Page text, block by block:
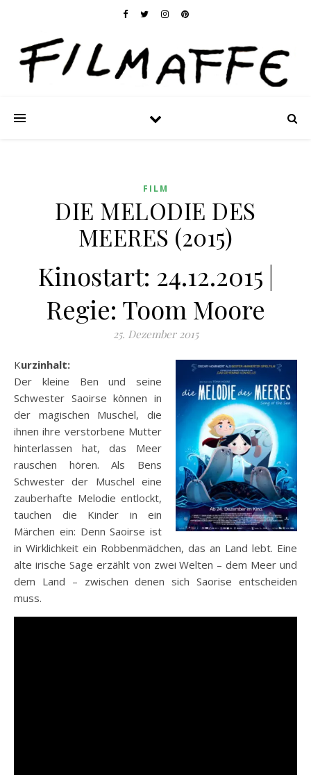
FILM
DIE MELODIE DES
MEERES (2015)
Kinostart: 24.12.2015 |
Regie: Toom Moore
25. Dezember 2015
Kurzinhalt:
Der kleine Ben und seine
Schwester Saoirse können in
der magischen Muschel, die
ihnen ihre verstorbene Mutter
hinterlassen hat, das Meer
rauschen hören. Als Bens
Schwester der Muschel eine
zauberhafte Melodie entlockt,
tauchen die Kinder in ein
Märchen ein: Denn Saoirse ist
in Wirklichkeit ein Robbenmädchen, das an Land lebt. Eine
alte irische Sage erzählt von zwei Welten – dem Meer und
dem Land – zwischen denen sich Saorise entscheiden
muss.